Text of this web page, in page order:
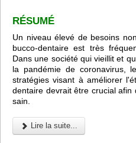
RÉSUMÉ
Un niveau élevé de besoins
bucco-dentaire est très
Dans une société qui vieillit et
la pandémie de coronavirus,
stratégies visant à améliorer
dentaire devrait être crucial afin
sain.
Lire la suite...